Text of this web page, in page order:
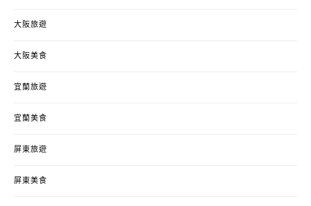
大阪旅遊
大阪美食
宜蘭旅遊
宜蘭美食
屏東旅遊
屏東美食